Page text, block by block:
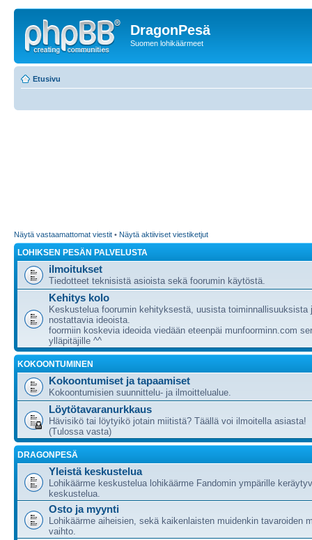
DragonPesä
Suomen lohikäärmeet
Etusivu
Näytä vastaamattomat viestit • Näytä aktiiviset viestiketjut
LOHIKSEN PESÄN PALVELUSTA
ilmoitukset
Tiedotteet teknisistä asioista sekä foorumin käytöstä.
Kehitys kolo
Keskustelua foorumin kehityksestä, uusista toiminnallisuuksista
nostattavia ideoista.
foormiin koskevia ideoida viedään eteenpäi munfoorminn.com
ylläpitäjille ^^
KOKOONTUMINEN
Kokoontumiset ja tapaamiset
Kokoontumisien suunnittelu- ja ilmoittelualue.
Löytötavaranurkkaus
Hävisikö tai löytyikö jotain miitistä? Täällä voi ilmoitella asiasta!
(Tulossa vasta)
DRAGONPESÄ
Yleistä keskustelua
Lohikäärme keskustelua lohikäärme Fandomin ympärille
keskustelua.
Osto ja myynti
Lohikäärme aiheisien, sekä kaikenlaisten muidenkin tavaroiden
vaihto.